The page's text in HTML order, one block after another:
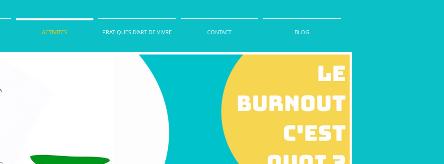
ACTIVITES PRATIQUES D'ART DE VIVRE CONTACT BLOG